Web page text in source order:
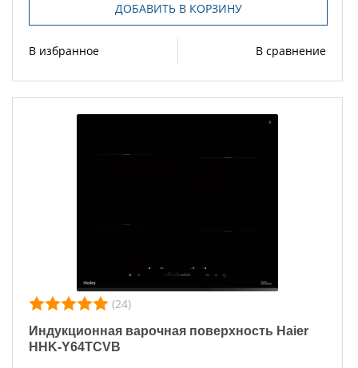
ДОБАВИТЬ В КОРЗИНУ
В избранное В сравнение
(24)
Индукционная варочная поверхность Haier
HHK-Y64TCVB